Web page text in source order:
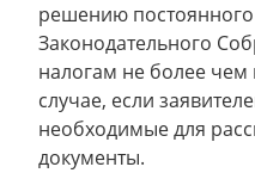
решению постоянного
Законодательного
налогам не более чем
случае, если
необходимые для
документы.